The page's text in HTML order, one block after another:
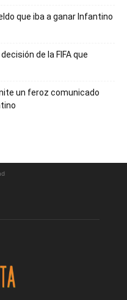
que iba a ganar Infantino
de la FIFA que
un feroz comunicado